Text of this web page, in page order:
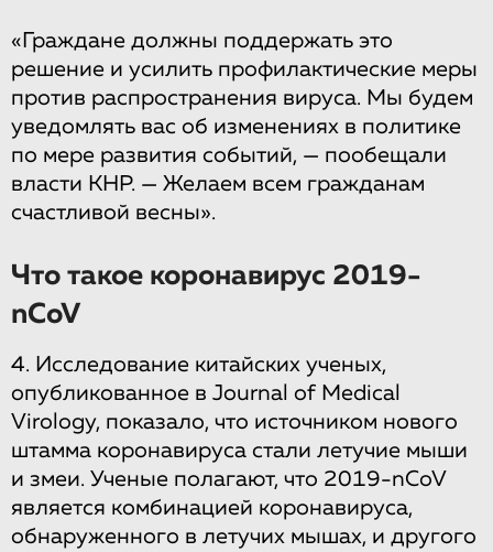
«Граждане должны поддержать это
решение и усилить профилактические меры
против распространения вируса. Мы будем
уведомлять вас об изменениях в политике
по мере развития событий, — пообещали
власти КНР. — Желаем всем гражданам
счастливой весны».
Что такое коронавирус 2019-
nCoV
4. Исследование китайских ученых,
опубликованное в Journal of Medical
Virology, показало, что источником нового
штамма коронавируса стали летучие мыши
и змеи. Ученые полагают, что 2019-nCoV
является комбинацией коронавируса,
обнаруженного в летучих мышах, и другого